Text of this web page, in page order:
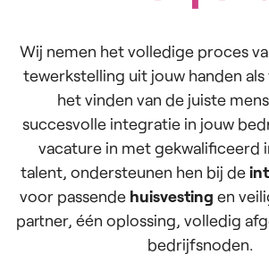
Wij nemen het volledige proces
tewerkstelling uit jouw handen als
het vinden van de juiste
succesvolle integratie in jouw
vacature in met gekwalificeerd
talent, ondersteunen hen bij de
voor passende huisvesting en
partner, één oplossing, volledig
bedrijfsnoden.